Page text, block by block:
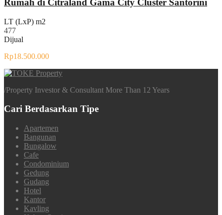
Rumah di Citraland Gama City Cluster Santorini
LT (LxP) m2
477
Dijual
Rp18.500.000
/Property Investor & Consultant More Than 12 Years
Cari Berdasarkan Tipe
Apartemen
Bangunan
Bungalow
Cafe
Condominium
Gedung
Gudang
Hotel
Kantor
Kavling